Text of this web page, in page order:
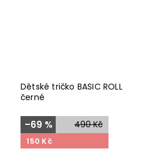
Dětské tričko BASIC ROLL
černé
490 Kč
–69 %
150 Kč